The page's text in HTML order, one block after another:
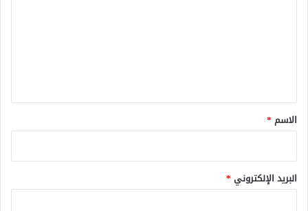
*
الاسم *
البريد الإلكتروني *